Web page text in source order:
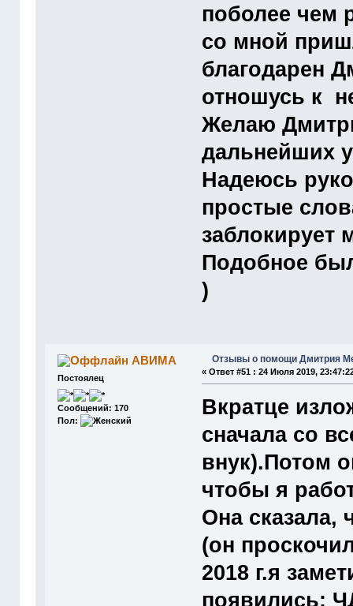
поболее чем
со мной
благодарен
отношусь к
Желаю
дальнейших
Надеюсь
простые
заблокирует
Подобное
)
АВИМА
Постоялец
Сообщений: 170
Пол:
Отзывы о помощи Дмитрия
«Ответ #51 : 24 Июля 2019,
Вкратце
сначала со
внук).Потом
чтобы я
Она сказала,
(он
2018 г.я
появились: